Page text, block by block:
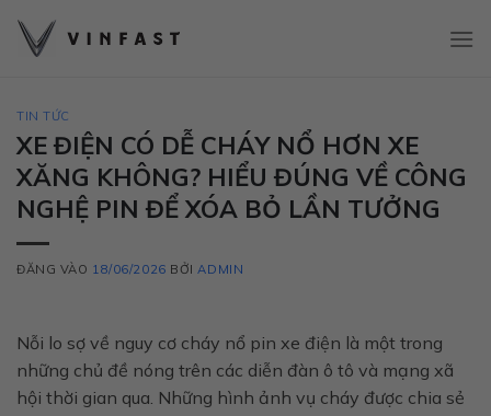
qua
TIN TỨC
XE ĐIỆN CÓ DỄ CHÁY NỔ HƠN XE
XĂNG KHÔNG? HIỂU ĐÚNG VỀ CÔNG
NGHỆ PIN ĐỂ XÓA BỎ LẦN TƯỞNG
ĐĂNG VÀO 18/06/2026 BỞI ADMIN
Nỗi lo sợ về nguy cơ cháy nổ pin xe điện là một trong
những chủ đề nóng trên các diễn đàn ô tô và mạng xã
hội thời gian qua. Những hình ảnh vụ cháy được chia sẻ